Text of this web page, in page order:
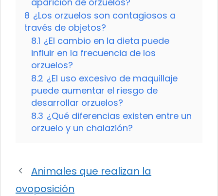
8 ¿Los orzuelos son contagiosos a
través de objetos?
8.1 ¿El cambio en la dieta puede
influir en la frecuencia de los
orzuelos?
8.2 ¿El uso excesivo de maquillaje
puede aumentar el riesgo de
desarrollar orzuelos?
8.3 ¿Qué diferencias existen entre un
orzuelo y un chalazión?
Animales que realizan la
ovoposición